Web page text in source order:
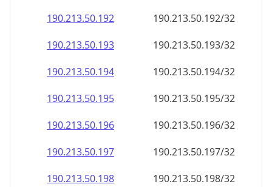
190.213.50.192
190.213.50.192/32
190.213.50.193
190.213.50.193/32
190.213.50.194
190.213.50.194/32
190.213.50.195
190.213.50.195/32
190.213.50.196
190.213.50.196/32
190.213.50.197
190.213.50.197/32
190.213.50.198
190.213.50.198/32